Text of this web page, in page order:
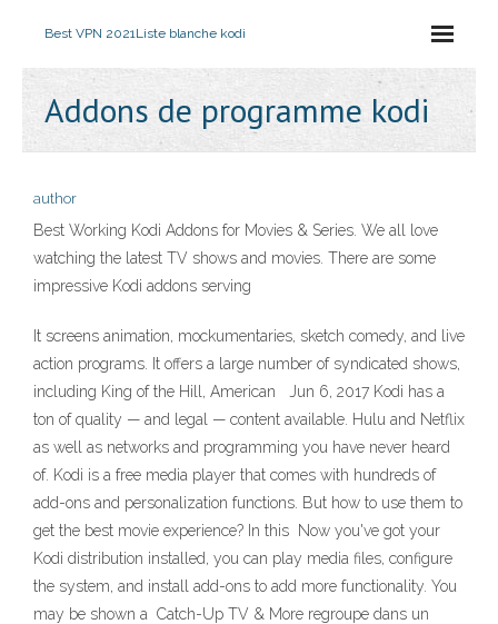
Best VPN 2021Liste blanche kodi
Addons de programme kodi
author
Best Working Kodi Addons for Movies & Series. We all love
watching the latest TV shows and movies. There are some
impressive Kodi addons serving
It screens animation, mockumentaries, sketch comedy, and live
action programs. It offers a large number of syndicated shows,
including King of the Hill, American Jun 6, 2017 Kodi has a
ton of quality — and legal — content available. Hulu and Netflix
as well as networks and programming you have never heard
of. Kodi is a free media player that comes with hundreds of
add-ons and personalization functions. But how to use them to
get the best movie experience? In this Now you've got your
Kodi distribution installed, you can play media files, configure
the system, and install add-ons to add more functionality. You
may be shown a Catch-Up TV & More regroupe dans un